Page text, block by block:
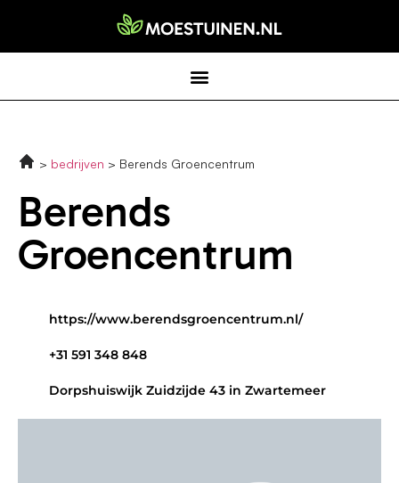
bedrijven Berends Groencentrum
Berends
Groencentrum
https://www.berendsgroencentrum.nl/
+31 591 348 848
Dorpshuiswijk Zuidzijde 43 in Zwartemeer